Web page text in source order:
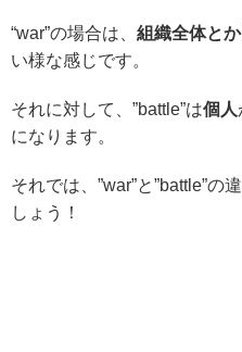
“war”の場合は、 組織全体と
い様な感じです。
それに対して、”battle”は個人
になります。
それでは、”war”と”battle”の
しょう！